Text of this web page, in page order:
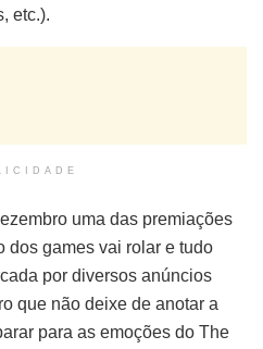
etc.).
uma das premiações
dos games vai rolar e tudo
por diversos anúncios
que não deixe de anotar a
para as emoções do The